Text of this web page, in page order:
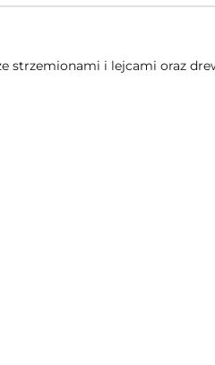
strzemionami i lejcami oraz